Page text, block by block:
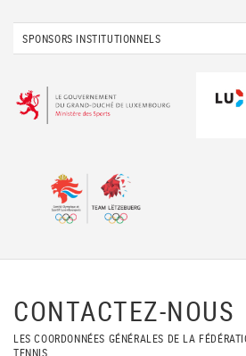
SPONSORS INSTITUTIONNELS
CONTACTEZ-NOUS
LES COORDONNÉES GÉNÉRALES DE LA
TENNIS